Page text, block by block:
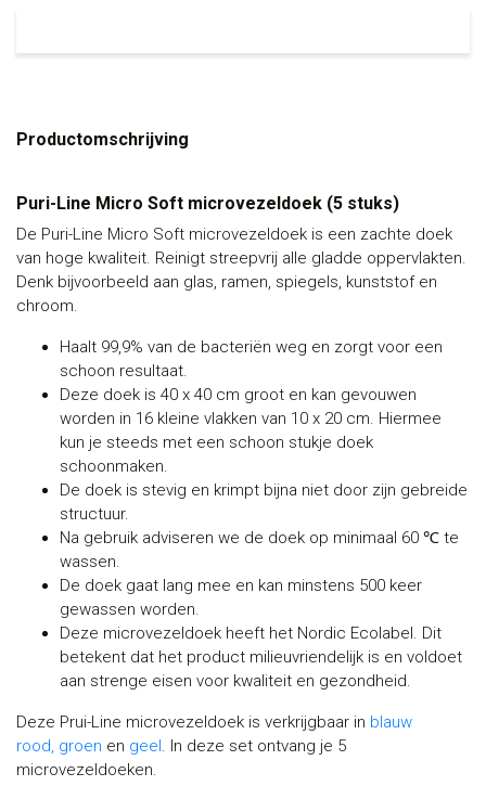
Productomschrijving
Puri-Line Micro Soft microvezeldoek (5 stuks)
De Puri-Line Micro Soft microvezeldoek is een zachte doek
van hoge kwaliteit. Reinigt streepvrij alle gladde oppervlakten.
Denk bijvoorbeeld aan glas, ramen, spiegels, kunststof en
chroom.
Haalt 99,9% van de bacteriën weg en zorgt voor een
schoon resultaat.
Deze doek is 40 x 40 cm groot en kan gevouwen
worden in 16 kleine vlakken van 10 x 20 cm. Hiermee
kun je steeds met een schoon stukje doek
schoonmaken.
De doek is stevig en krimpt bijna niet door zijn gebreide
structuur.
Na gebruik adviseren we de doek op minimaal 60 ℃ te
wassen.
De doek gaat lang mee en kan minstens 500 keer
gewassen worden.
Deze microvezeldoek heeft het Nordic Ecolabel. Dit
betekent dat het product milieuvriendelijk is en voldoet
aan strenge eisen voor kwaliteit en gezondheid.
Deze Prui-Line microvezeldoek is verkrijgbaar in blauw
rood, groen en geel . In deze set ontvang je 5
microvezeldoeken.